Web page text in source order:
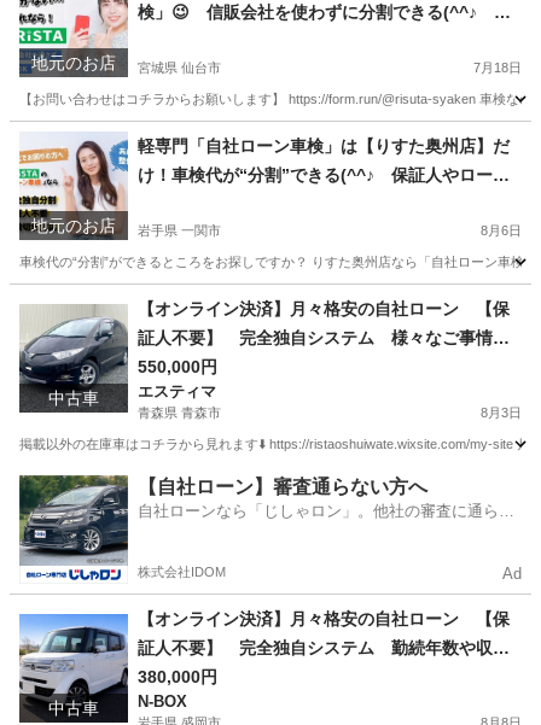
地元のお店
検」😉 信販会社を使わずに分割できる(^^♪ 保
れでも対応します
宮城県 仙台市 7月18日
【お問い合わせはコチラからお願いします】 https://form.run/@risuta-syaken 車検な
宮城 仙台市 車検
地元のお店
軽専門「自社ローン車検」は【りすた奥州店】だ
け！車検代が“分割”できる(^^♪ 保証人やローン
岩手県 一関市 8月6日
車検代の“分割”ができるところをお探しですか？ りすた奥州店なら「自社ローン車
車検
中古車
【オンライン決済】月々格安の自社ローン 【保
証人不要】 完全独自システム 様々なご事情に
対応できます◎ 【車検2年付き】エスティマ☆4
WD☆7人乗り 詳細・在庫情報は今すぐ本文をch
eck👇
550,000円
エスティマ
青森県 青森市 8月3日
掲載以外の在庫車はコチラから見れます⬇️ https://ristaoshuiwate.wixsite.com/my-site 月
青森 青森市 エスティマ 月々
【自社ローン】審査通らない方へ
自社ローンなら「じしゃロン」。他社の審査に通らな
株式会社IDOM Ad
中古車
【オンライン決済】月々格安の自社ローン 【保
証人不要】 完全独自システム 勤続年数や収入
も不問です◎ 【車検2年付き】N-BOX☆4WD☆
修復歴なし 詳細・在庫情報は今すぐ本文をchec
380,000円
N-BOX